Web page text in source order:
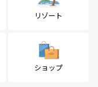
リゾート
ショップ